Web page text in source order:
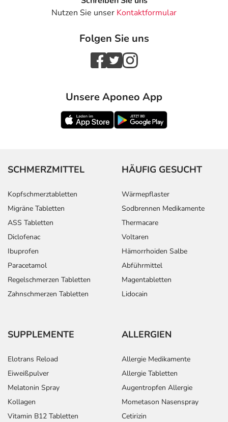
Nutzen Sie unser Kontaktformular
Folgen Sie uns
Unsere Aponeo App
SCHMERZMITTEL
Kopfschmerztabletten
Migräne Tabletten
ASS Tabletten
Diclofenac
Ibuprofen
Paracetamol
Regelschmerzen Tabletten
Zahnschmerzen Tabletten
HÄUFIG GESUCHT
Wärmepflaster
Sodbrennen Medikamente
Thermacare
Voltaren
Hämorrhoiden Salbe
Abführmittel
Magentabletten
Lidocain
SUPPLEMENTE
Elotrans Reload
Eiweißpulver
Melatonin Spray
Kollagen
Vitamin B12 Tabletten
ALLERGIEN
Allergie Medikamente
Allergie Tabletten
Augentropfen Allergie
Mometason Nasenspray
Cetirizin